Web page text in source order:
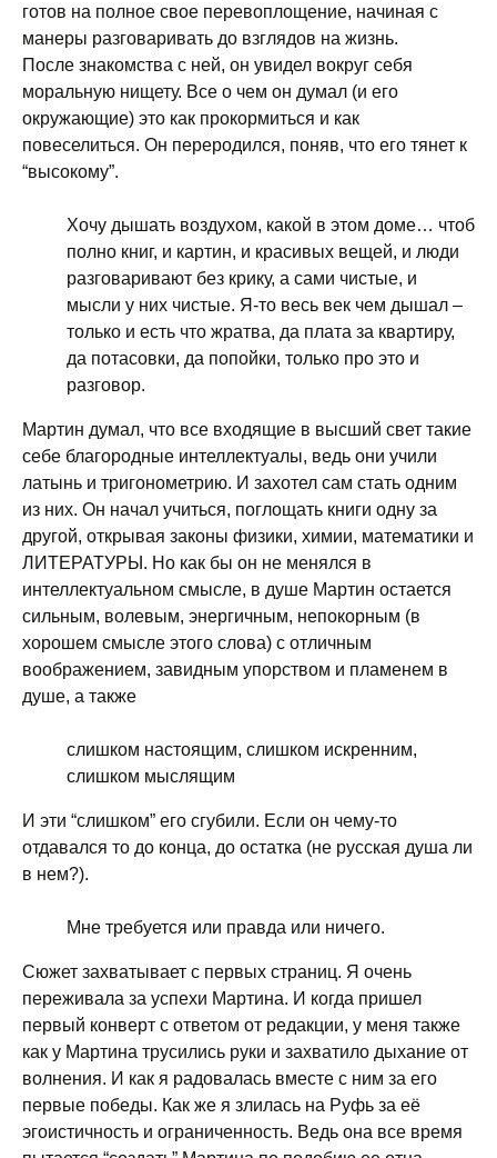
готов на полное свое перевоплощение, начиная с
манеры разговаривать до взглядов на жизнь.
После знакомства с ней, он увидел вокруг себя
моральную нищету. Все о чем он думал (и его
окружающие) это как прокормиться и как
повеселиться. Он переродился, поняв, что его тянет к
“высокому”.
Хочу дышать воздухом, какой в этом доме… чтоб
полно книг, и картин, и красивых вещей, и люди
разговаривают без крику, а сами чистые, и
мысли у них чистые. Я-то весь век чем дышал –
только и есть что жратва, да плата за квартиру,
да потасовки, да попойки, только про это и
разговор.
Мартин думал, что все входящие в высший свет такие
себе благородные интеллектуалы, ведь они учили
латынь и тригонометрию. И захотел сам стать одним
из них. Он начал учиться, поглощать книги одну за
другой, открывая законы физики, химии, математики и
ЛИТЕРАТУРЫ. Но как бы он не менялся в
интеллектуальном смысле, в душе Мартин остается
сильным, волевым, энергичным, непокорным (в
хорошем смысле этого слова) с отличным
воображением, завидным упорством и пламенем в
душе, а также
слишком настоящим, слишком искренним,
слишком мыслящим
И эти “слишком” его сгубили. Если он чему-то
отдавался то до конца, до остатка (не русская душа ли
в нем?).
Мне требуется или правда или ничего.
Сюжет захватывает с первых страниц. Я очень
переживала за успехи Мартина. И когда пришел
первый конверт с ответом от редакции, у меня также
как у Мартина трусились руки и захватило дыхание от
волнения. И как я радовалась вместе с ним за его
первые победы. Как же я злилась на Руфь за её
эгоистичность и ограниченность. Ведь она все время